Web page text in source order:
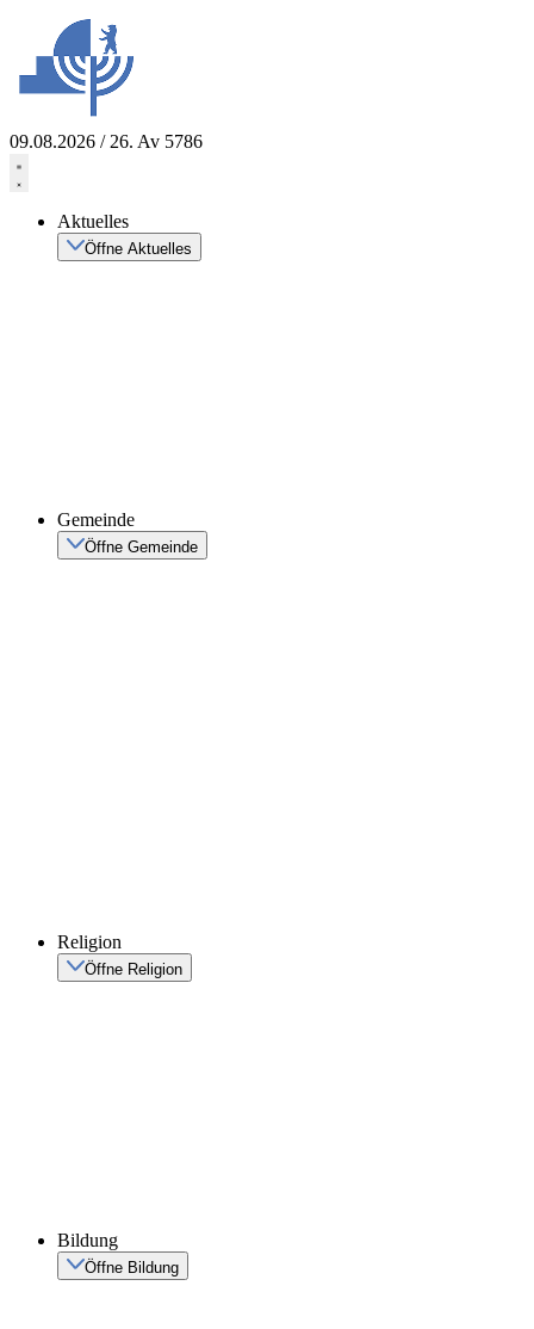
springen
09.08.2026 / 26. Av 5786
Aktuelles
Öffne Aktuelles
Gemeinde
Öffne Gemeinde
Religion
Öffne Religion
Bildung
Öffne Bildung